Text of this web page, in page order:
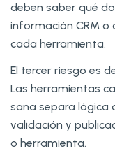
deben saber qué
información CRM o
cada herramienta.
El tercer riesgo es
Las herramientas
sana separa lógica
validación y
o herramienta.